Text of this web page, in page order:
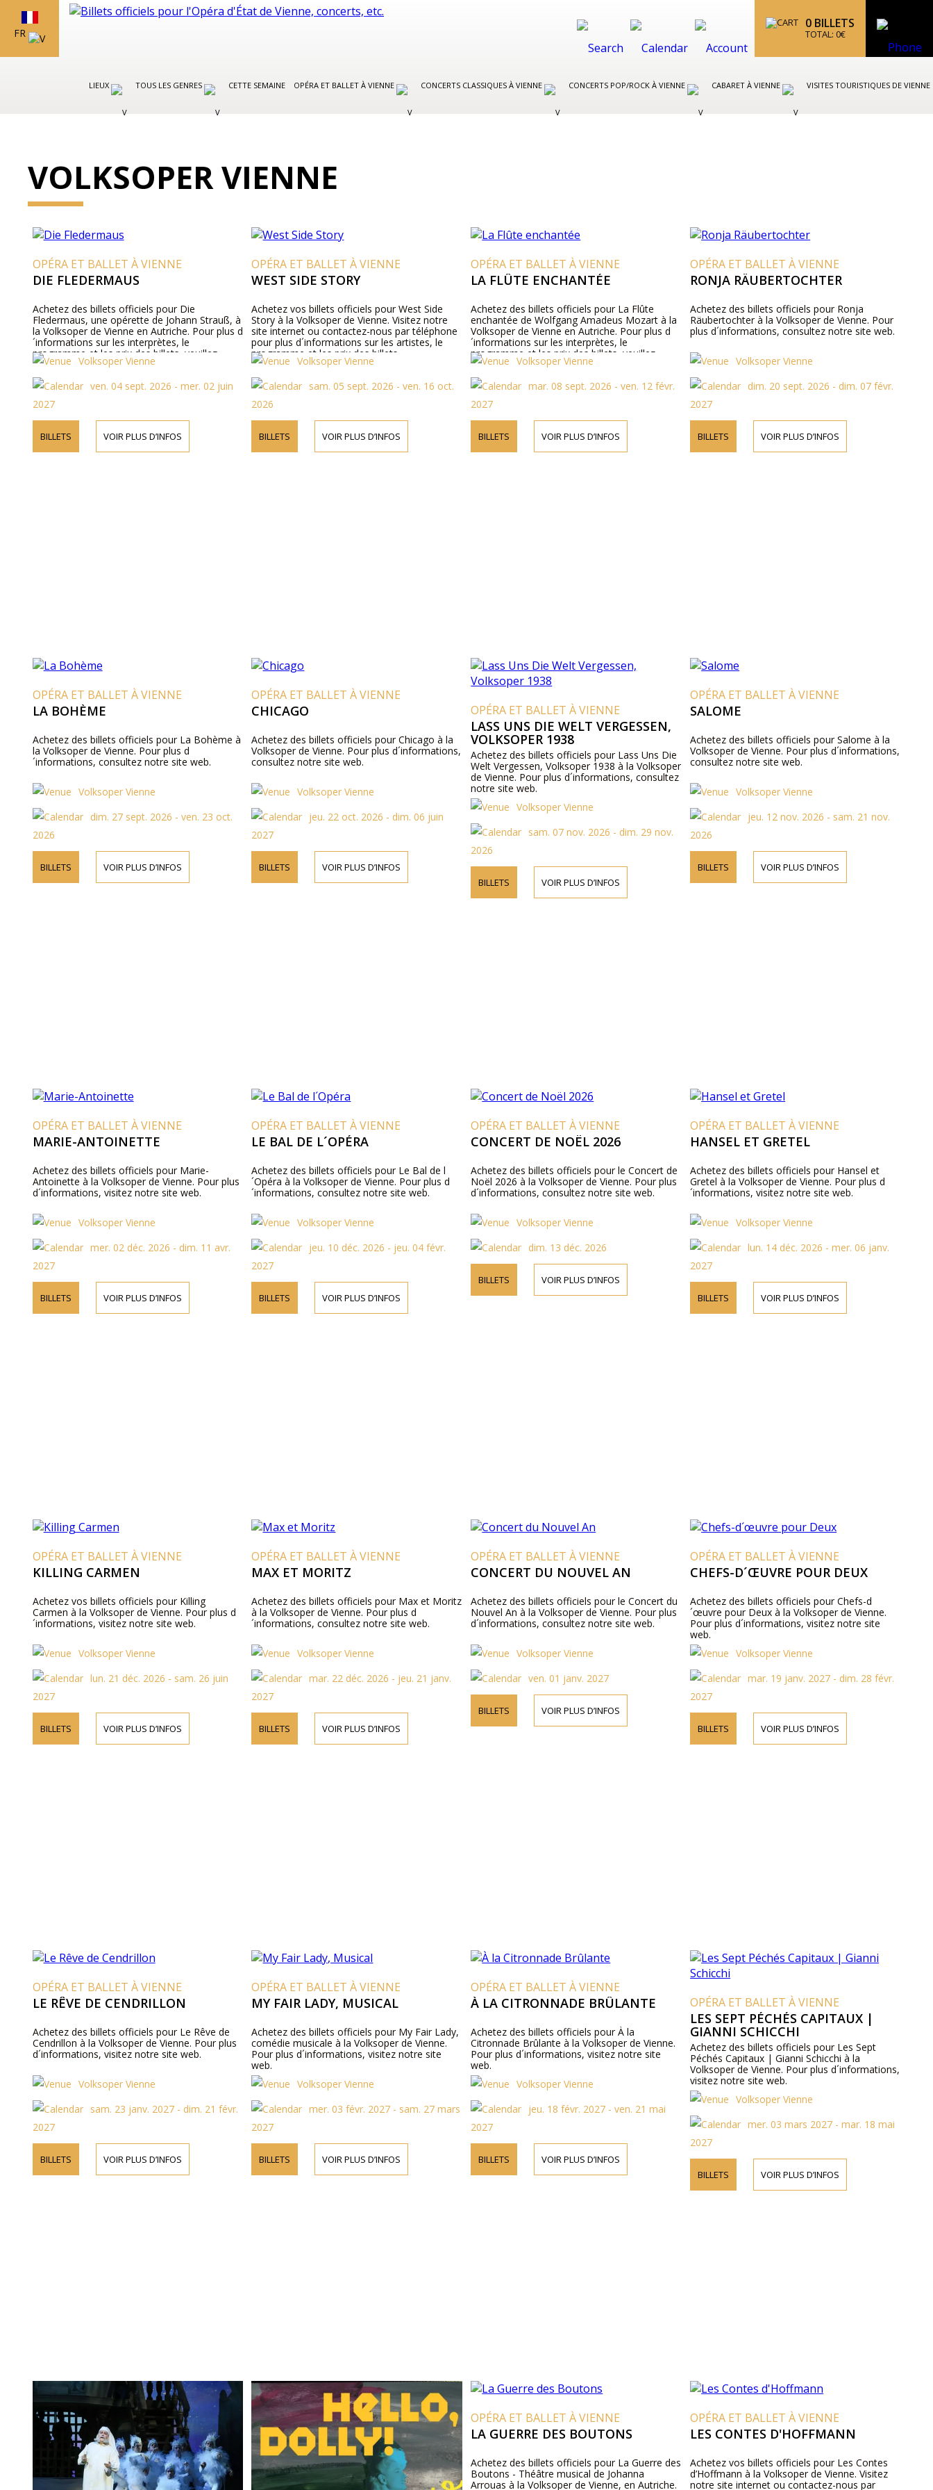
FR
0 BILLETS
TOTAL: 0€
LIEUX TOUS LES GENRES CETTE SEMAINE OPÉRA ET BALLET À VIENNE CONCERTS CLASSIQUES À VIENNE CONCERTS POP/ROCK À VIENNE CABARET À VIENNE VISITES TOURISTIQUES DE VIENNE
VOLKSOPER VIENNE
OPÉRA ET BALLET À VIENNE
DIE FLEDERMAUS
Achetez des billets officiels pour Die
Fledermaus, une opérette de Johann Strauß, à
la Volksoper de Vienne en Autriche. Pour plus d
´informations sur les interprètes, le
programme et les prix des billets, veuillez
visiter notre site Web ou nous contacter par
téléphone.
Volksoper Vienne
ven. 04 sept. 2026 - mer. 02 juin
2027
BILLETS VOIR PLUS D’INFOS
OPÉRA ET BALLET À VIENNE
WEST SIDE STORY
Achetez vos billets officiels pour West Side
Story à la Volksoper de Vienne. Visitez notre
site internet ou contactez-nous par téléphone
pour plus d´informations sur les artistes, le
programme et les prix des billets.
Volksoper Vienne
sam. 05 sept. 2026 - ven. 16 oct.
2026
BILLETS VOIR PLUS D’INFOS
OPÉRA ET BALLET À VIENNE
LA FLÛTE ENCHANTÉE
Achetez des billets officiels pour La Flûte
enchantée de Wolfgang Amadeus Mozart à la
Volksoper de Vienne en Autriche. Pour plus d
´informations sur les interprètes, le
programme et les prix des billets, veuillez
visiter notre site Web ou nous contacter par
téléphone.
Volksoper Vienne
mar. 08 sept. 2026 - ven. 12 févr.
2027
BILLETS VOIR PLUS D’INFOS
OPÉRA ET BALLET À VIENNE
RONJA RÄUBERTOCHTER
Achetez des billets officiels pour Ronja
Räubertochter à la Volksoper de Vienne. Pour
plus d´informations, consultez notre site web.
Volksoper Vienne
dim. 20 sept. 2026 - dim. 07 févr.
2027
BILLETS VOIR PLUS D’INFOS
OPÉRA ET BALLET À VIENNE
LA BOHÈME
Achetez des billets officiels pour La Bohème à
la Volksoper de Vienne. Pour plus d
´informations, consultez notre site web.
Volksoper Vienne
dim. 27 sept. 2026 - ven. 23 oct.
2026
BILLETS VOIR PLUS D’INFOS
OPÉRA ET BALLET À VIENNE
CHICAGO
Achetez des billets officiels pour Chicago à la
Volksoper de Vienne. Pour plus d´informations,
consultez notre site web.
Volksoper Vienne
jeu. 22 oct. 2026 - dim. 06 juin
2027
BILLETS VOIR PLUS D’INFOS
OPÉRA ET BALLET À VIENNE
LASS UNS DIE WELT VERGESSEN,
VOLKSOPER 1938
Achetez des billets officiels pour Lass Uns Die
Welt Vergessen, Volksoper 1938 à la Volksoper
de Vienne. Pour plus d´informations, consultez
notre site web.
Volksoper Vienne
sam. 07 nov. 2026 - dim. 29 nov.
2026
BILLETS VOIR PLUS D’INFOS
OPÉRA ET BALLET À VIENNE
SALOME
Achetez des billets officiels pour Salome à la
Volksoper de Vienne. Pour plus d´informations,
consultez notre site web.
Volksoper Vienne
jeu. 12 nov. 2026 - sam. 21 nov.
2026
BILLETS VOIR PLUS D’INFOS
OPÉRA ET BALLET À VIENNE
MARIE-ANTOINETTE
Achetez des billets officiels pour Marie-
Antoinette à la Volksoper de Vienne. Pour plus
d´informations, visitez notre site web.
Volksoper Vienne
mer. 02 déc. 2026 - dim. 11 avr.
2027
BILLETS VOIR PLUS D’INFOS
OPÉRA ET BALLET À VIENNE
LE BAL DE L´OPÉRA
Achetez des billets officiels pour Le Bal de l
´Opéra à la Volksoper de Vienne. Pour plus d
´informations, consultez notre site web.
Volksoper Vienne
jeu. 10 déc. 2026 - jeu. 04 févr.
2027
BILLETS VOIR PLUS D’INFOS
OPÉRA ET BALLET À VIENNE
CONCERT DE NOËL 2026
Achetez des billets officiels pour le Concert de
Noël 2026 à la Volksoper de Vienne. Pour plus
d´informations, consultez notre site web.
Volksoper Vienne
dim. 13 déc. 2026
BILLETS VOIR PLUS D’INFOS
OPÉRA ET BALLET À VIENNE
HANSEL ET GRETEL
Achetez des billets officiels pour Hansel et
Gretel à la Volksoper de Vienne. Pour plus d
´informations, visitez notre site web.
Volksoper Vienne
lun. 14 déc. 2026 - mer. 06 janv.
2027
BILLETS VOIR PLUS D’INFOS
OPÉRA ET BALLET À VIENNE
KILLING CARMEN
Achetez vos billets officiels pour Killing
Carmen à la Volksoper de Vienne. Pour plus d
´informations, visitez notre site web.
Volksoper Vienne
lun. 21 déc. 2026 - sam. 26 juin
2027
BILLETS VOIR PLUS D’INFOS
OPÉRA ET BALLET À VIENNE
MAX ET MORITZ
Achetez des billets officiels pour Max et Moritz
à la Volksoper de Vienne. Pour plus d
´informations, consultez notre site web.
Volksoper Vienne
mar. 22 déc. 2026 - jeu. 21 janv.
2027
BILLETS VOIR PLUS D’INFOS
OPÉRA ET BALLET À VIENNE
CONCERT DU NOUVEL AN
Achetez des billets officiels pour le Concert du
Nouvel An à la Volksoper de Vienne. Pour plus
d´informations, consultez notre site web.
Volksoper Vienne
ven. 01 janv. 2027
BILLETS VOIR PLUS D’INFOS
OPÉRA ET BALLET À VIENNE
CHEFS-D´ŒUVRE POUR DEUX
Achetez des billets officiels pour Chefs-d
´œuvre pour Deux à la Volksoper de Vienne.
Pour plus d´informations, visitez notre site
web.
Volksoper Vienne
mar. 19 janv. 2027 - dim. 28 févr.
2027
BILLETS VOIR PLUS D’INFOS
OPÉRA ET BALLET À VIENNE
LE RÊVE DE CENDRILLON
Achetez des billets officiels pour Le Rêve de
Cendrillon à la Volksoper de Vienne. Pour plus
d´informations, visitez notre site web.
Volksoper Vienne
sam. 23 janv. 2027 - dim. 21 févr.
2027
BILLETS VOIR PLUS D’INFOS
OPÉRA ET BALLET À VIENNE
MY FAIR LADY, MUSICAL
Achetez des billets officiels pour My Fair Lady,
comédie musicale à la Volksoper de Vienne.
Pour plus d´informations, visitez notre site
web.
Volksoper Vienne
mer. 03 févr. 2027 - sam. 27 mars
2027
BILLETS VOIR PLUS D’INFOS
OPÉRA ET BALLET À VIENNE
À LA CITRONNADE BRÛLANTE
Achetez des billets officiels pour À la
Citronnade Brûlante à la Volksoper de Vienne.
Pour plus d´informations, visitez notre site
web.
Volksoper Vienne
jeu. 18 févr. 2027 - ven. 21 mai
2027
BILLETS VOIR PLUS D’INFOS
OPÉRA ET BALLET À VIENNE
LES SEPT PÉCHÉS CAPITAUX |
GIANNI SCHICCHI
Achetez des billets officiels pour Les Sept
Péchés Capitaux | Gianni Schicchi à la
Volksoper de Vienne. Pour plus d´informations,
visitez notre site web.
Volksoper Vienne
mer. 03 mars 2027 - mar. 18 mai
2027
BILLETS VOIR PLUS D’INFOS
OPÉRA ET BALLET À VIENNE
LA GUERRE DES BOUTONS
Achetez des billets officiels pour La Guerre des
Boutons - Théâtre musical de Johanna
Arrouas à la Volksoper de Vienne, en Autriche.
OPÉRA ET BALLET À VIENNE
LES CONTES D'HOFFMANN
Achetez vos billets officiels pour Les Contes
d’Hoffmann à la Volksoper de Vienne. Visitez
notre site internet ou contactez-nous par